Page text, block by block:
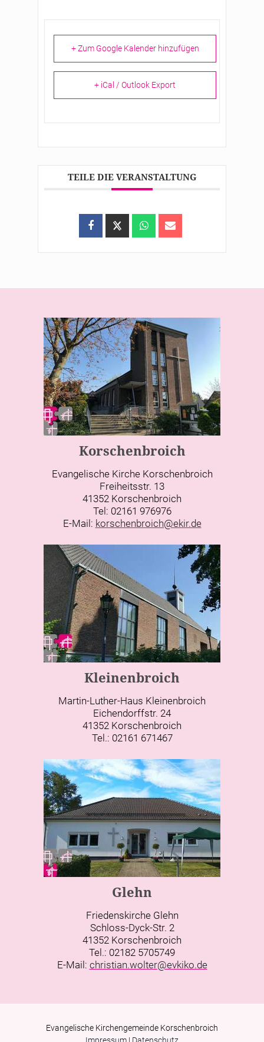
+ Zum Google Kalender hinzufügen
+ iCal / Outlook Export
TEILE DIE VERANSTALTUNG
Korschenbroich
Evangelische Kirche Korschenbroich
Freiheitsstr. 13
41352 Korschenbroich
Tel: 02161 976976
E-Mail: korschenbroich@ekir.de
Kleinenbroich
Martin-Luther-Haus Kleinenbroich
Eichendorffstr. 24
41352 Korschenbroich
Tel.: 02161 671467
Glehn
Friedenskirche Glehn
Schloss-Dyck-Str. 2
41352 Korschenbroich
Tel.: 02182 5705749
E-Mail: christian.wolter@evkiko.de
Evangelische Kirchengemeinde Korschenbroich